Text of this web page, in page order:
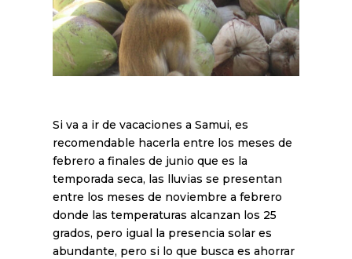
Si va a ir de vacaciones a Samui, es
recomendable hacerla entre los meses de
febrero a finales de junio que es la
temporada seca, las lluvias se presentan
entre los meses de noviembre a febrero
donde las temperaturas alcanzan los 25
grados, pero igual la presencia solar es
abundante, pero si lo que busca es ahorrar